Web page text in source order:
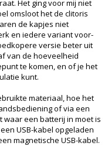
Het ging voor mij niet
omsloot het de clitoris
de kapjes niet
en iedere variant voor-
versie beter uit
van de hoeveelheid
te komen, en of je het
kunt.
materiaal, hoe het
of via een
waar een batterij in moet is
USB-kabel opgeladen
magnetische USB-kabel.